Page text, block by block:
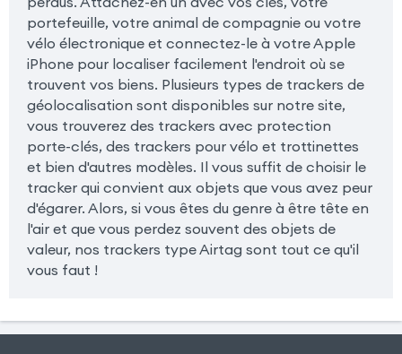
portefeuille, votre animal de compagnie ou votre
vélo électronique et connectez-le à votre Apple
iPhone pour localiser facilement l'endroit où se
trouvent vos biens. Plusieurs types de trackers de
géolocalisation sont disponibles sur notre site,
vous trouverez des trackers avec protection
porte-clés, des trackers pour vélo et trottinettes
et bien d'autres modèles. Il vous suffit de choisir le
tracker qui convient aux objets que vous avez peur
d'égarer. Alors, si vous êtes du genre à être tête en
l'air et que vous perdez souvent des objets de
valeur, nos trackers type Airtag sont tout ce qu'il
vous faut !